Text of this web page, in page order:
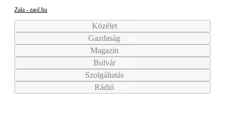
Zala - zaol.hu
Közélet
Gazdaság
Magazin
Bulvár
Szolgáltatás
Rádió